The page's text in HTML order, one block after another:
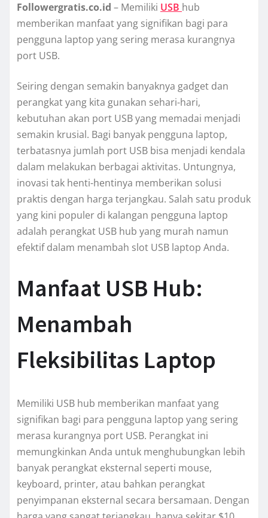
Followergratis.co.id – Memiliki USB hub
memberikan manfaat yang signifikan bagi para
pengguna laptop yang sering merasa kurangnya
port USB.
Seiring dengan semakin banyaknya gadget dan
perangkat yang kita gunakan sehari-hari,
kebutuhan akan port USB yang memadai menjadi
semakin krusial. Bagi banyak pengguna laptop,
terbatasnya jumlah port USB bisa menjadi kendala
dalam melakukan berbagai aktivitas. Untungnya,
inovasi tak henti-hentinya memberikan solusi
praktis dengan harga terjangkau. Salah satu produk
yang kini populer di kalangan pengguna laptop
adalah perangkat USB hub yang murah namun
efektif dalam menambah slot USB laptop Anda.
Manfaat USB Hub:
Menambah
Fleksibilitas Laptop
Memiliki USB hub memberikan manfaat yang
signifikan bagi para pengguna laptop yang sering
merasa kurangnya port USB. Perangkat ini
memungkinkan Anda untuk menghubungkan lebih
banyak perangkat eksternal seperti mouse,
keyboard, printer, atau bahkan perangkat
penyimpanan eksternal secara bersamaan. Dengan